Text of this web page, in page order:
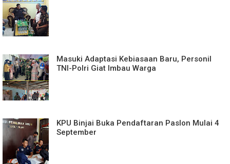
Masuki Adaptasi Kebiasaan Baru, Personil
TNI-Polri Giat Imbau Warga
KPU Binjai Buka Pendaftaran Paslon Mulai 4
September